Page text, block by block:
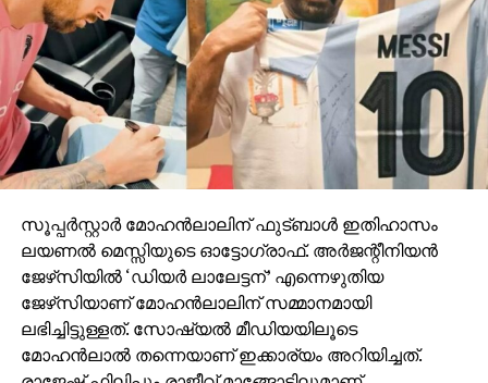
സൂപ്പര്‍സ്റ്റാര്‍ മോഹന്‍ലാലിന് ഫുട്ബാള്‍ ഇതിഹാസം
ലയണല്‍ മെസ്സിയുടെ ഓട്ടോഗ്രാഫ്. അര്‍ജന്റീനിയന്‍
ജേഴ്‌സിയില്‍ ‘ഡിയര്‍ ലാലേട്ടന്’ എന്നെഴുതിയ
ജേഴ്‌സിയാണ് മോഹന്‍ലാലിന് സമ്മാനമായി
ലഭിച്ചിട്ടുള്ളത്. സോഷ്യല്‍ മീഡിയയിലൂടെ
മോഹന്‍ലാല്‍ തന്നെയാണ് ഇക്കാര്യം അറിയിച്ചത്.